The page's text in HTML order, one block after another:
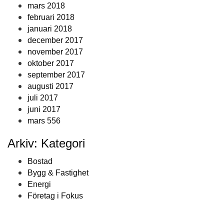
mars 2018
februari 2018
januari 2018
december 2017
november 2017
oktober 2017
september 2017
augusti 2017
juli 2017
juni 2017
mars 556
Arkiv: Kategori
Bostad
Bygg & Fastighet
Energi
Företag i Fokus